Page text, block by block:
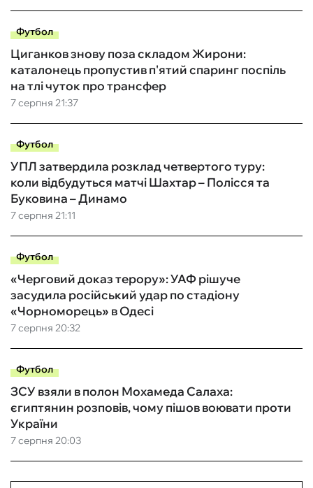
Футбол
7 серпня 21:37
Циганков знову поза складом Жирони:
каталонець пропустив п'ятий спаринг поспіль
на тлі чуток про трансфер
Футбол
7 серпня 21:11
УПЛ затвердила розклад четвертого туру:
коли відбудуться матчі Шахтар – Полісся та
Буковина – Динамо
Футбол
7 серпня 20:32
«Черговий доказ терору»: УАФ рішуче
засудила російський удар по стадіону
«Чорноморець» в Одесі
Футбол
7 серпня 20:03
ЗСУ взяли в полон Мохамеда Салаха:
єгиптянин розповів, чому пішов воювати проти
України